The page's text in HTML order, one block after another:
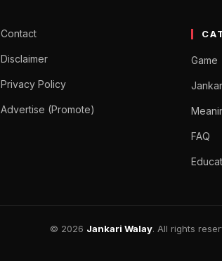
Contact
Disclaimer
Privacy Policy
Advertise (Promote)
Game
FAQ
© 2026 Jankari Walay. All rights